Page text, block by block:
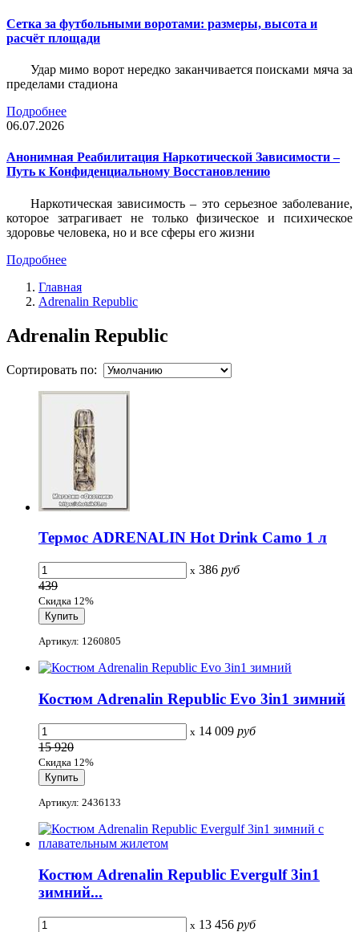
Сетка за футбольными воротами: размеры, высота и
расчёт площади
Удар мимо ворот нередко заканчивается поисками мяча за
пределами стадиона
Подробнее
06.07.2026
Анонимная Реабилитация Наркотической Зависимости –
Путь к Конфиденциальному Восстановлению
Наркотическая зависимость – это серьезное заболевание,
которое затрагивает не только физическое и психическое
здоровье человека, но и все сферы его жизни
Подробнее
Главная
Adrenalin Republic
Adrenalin Republic
Сортировать по:
Термос ADRENALIN Hot Drink Camo 1 л
x 386 руб
439
Скидка 12%
Артикул: 1260805
Костюм Adrenalin Republic Evo 3in1 зимний
x 14 009 руб
15 920
Скидка 12%
Артикул: 2436133
Костюм Adrenalin Republic Evergulf 3in1
зимний...
x 13 456 руб